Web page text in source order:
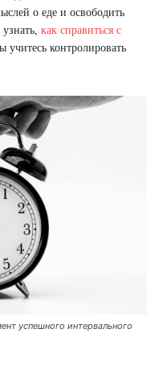
о еде и освободить
как справиться с
учитесь контролировать
успешного интервального